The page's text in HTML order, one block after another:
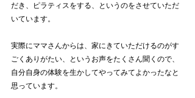
だき、ピラティスをする、というのをさせていただ
いています。
実際にママさんからは、家にきていただけるのがす
ごくありがたい、というお声をたくさん聞くので、
自分自身の体験を生かしてやってみてよかったなと
思っています。